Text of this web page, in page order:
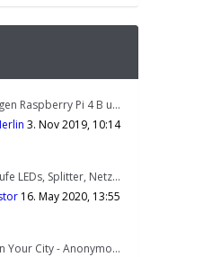
Raspberry Pi 4 B u…
3. Nov 2019, 10:14
LEDs, Splitter, Netz…
16. May 2020, 13:55
Your City - Anonymo…